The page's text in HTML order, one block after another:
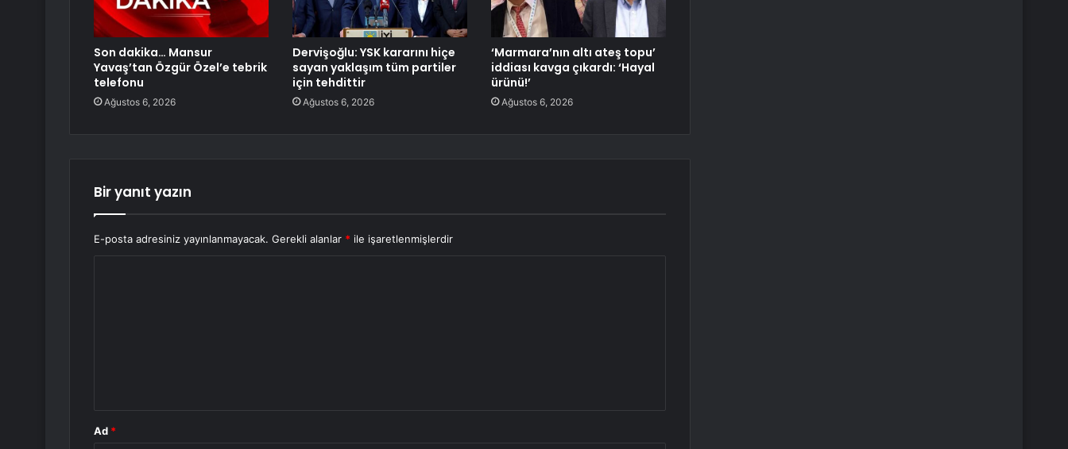
Son dakika… Mansur
Yavaş’tan Özgür Özel’e tebrik
telefonu
Ağustos 6, 2026
Dervişoğlu: YSK kararını hiçe
sayan yaklaşım tüm partiler
için tehdittir
Ağustos 6, 2026
‘Marmara’nın altı ateş topu’
iddiası kavga çıkardı: ‘Hayal
ürünü!’
Ağustos 6, 2026
Bir yanıt yazın
E-posta adresiniz yayınlanmayacak. Gerekli alanlar * ile işaretlenmişlerdir
Ad *